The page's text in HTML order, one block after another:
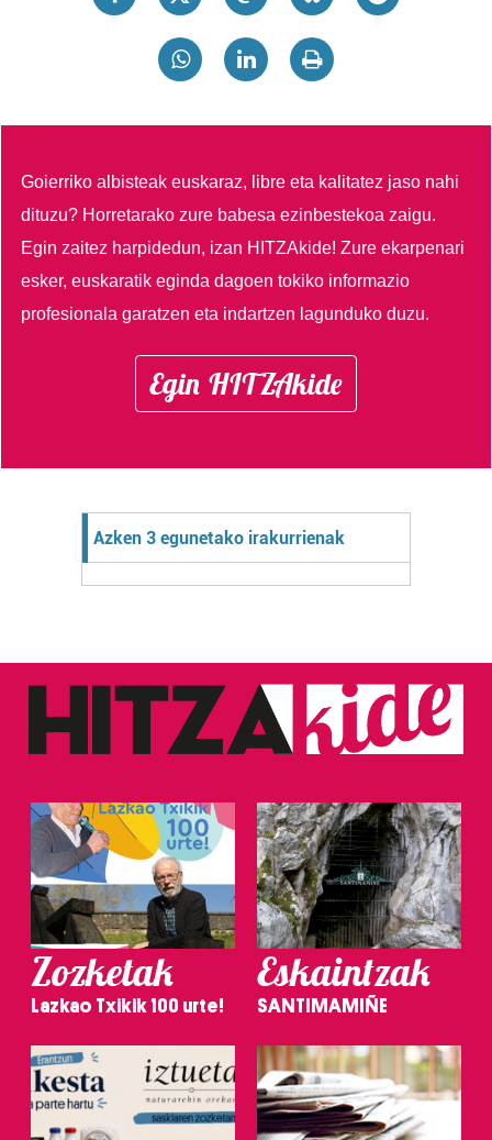
Goierriko albisteak euskaraz, libre eta kalitatez jaso nahi
dituzu? Horretarako zure babesa ezinbestekoa zaigu.
Egin zaitez harpidedun, izan HITZAkide!Zure ekarpenari
esker, euskaratik eginda dagoen tokiko informazio
profesionala garatzen eta indartzen lagunduko duzu.
Egin HITZAkide
Azken 3 egunetako irakurrienak
Zozketak
Lazkao Txikik 100 urte!
Eskaintzak
SANTIMAMIÑE